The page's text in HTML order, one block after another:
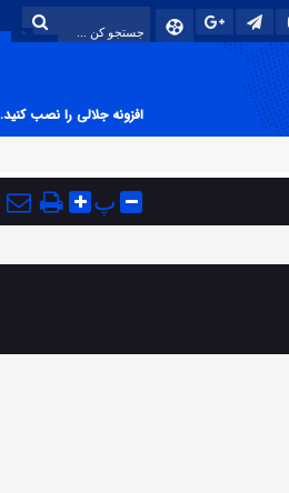
افزونه جلالی را نصب کنید.
پ